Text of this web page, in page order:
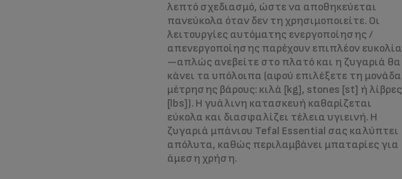
λεπτό σχεδιασμό, ώστε να αποθηκεύεται
πανεύκολα όταν δεν τη χρησιμοποιείτε. Οι
λειτουργίες αυτόματης ενεργοποίησης /
απενεργοποίησης παρέχουν επιπλέον ευκολία
—απλώς ανεβείτε στο πλατό και η ζυγαριά θα
κάνει τα υπόλοιπα (αφού επιλέξετε τη μονάδα
μέτρησης βάρους: κιλά [kg], stones [st] ή λίβρες
[lbs]). Η γυάλινη κατασκευή καθαρίζεται
εύκολα και διασφαλίζει τέλεια υγιεινή. Η
ζυγαριά μπάνιου Tefal Essential σας καλύπτει
απόλυτα, καθώς περιλαμβάνει μπαταρίες για
άμεση χρήση.